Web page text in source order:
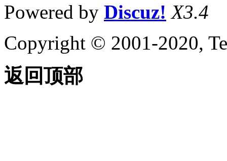
Powered by Discuz! X3.4
Copyright © 2001-2020,
返回顶部